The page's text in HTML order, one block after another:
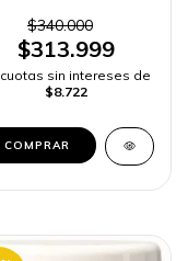
COLOMBIA
$340.000
$313.999
cuotas sin intereses de
$8.722